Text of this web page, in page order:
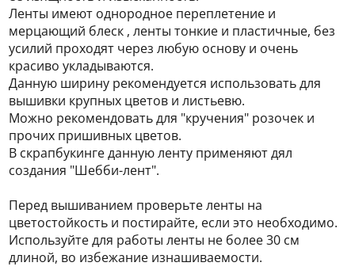
Ленты имеют однородное переплетение и
мерцающий блеск , ленты тонкие и пластичные, без
усилий проходят через любую основу и очень
красиво укладываются.
Данную ширину рекомендуется использовать для
вышивки крупных цветов и листьевю.
Можно рекомендовать для "кручения" розочек и
прочих пришивных цветов.
В скрапбукинге данную ленту применяют дял
создания "Шебби-лент".
Перед вышиванием проверьте ленты на
цветостойкость и постирайте, если это необходимо.
Используйте для работы ленты не более 30 см
длиной, во избежание изнашиваемости.